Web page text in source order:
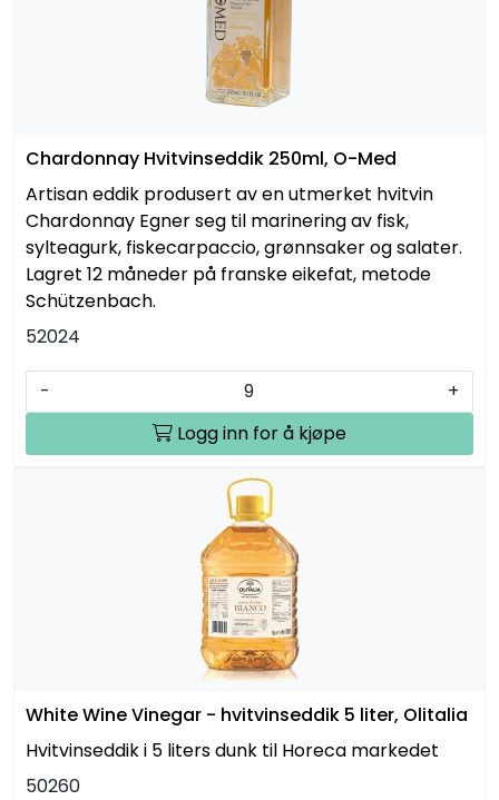
Chardonnay Hvitvinseddik 250ml, O-Med
Artisan eddik produsert av en utmerket hvitvin
Chardonnay Egner seg til marinering av fisk,
sylteagurk, fiskecarpaccio, grønnsaker og salater.
Lagret 12 måneder på franske eikefat, metode
Schützenbach.
52024
-
+
Logg inn for å kjøpe
White Wine Vinegar - hvitvinseddik 5 liter, Olitalia
Hvitvinseddik i 5 liters dunk til Horeca markedet
50260